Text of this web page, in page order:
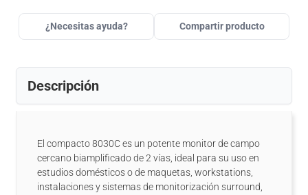
¿Necesitas ayuda? Compartir producto
Descripción
El compacto 8030C es un potente monitor de campo
cercano biamplificado de 2 vías, ideal para su uso en
estudios domésticos o de maquetas, workstations,
instalaciones y sistemas de monitorización surround,